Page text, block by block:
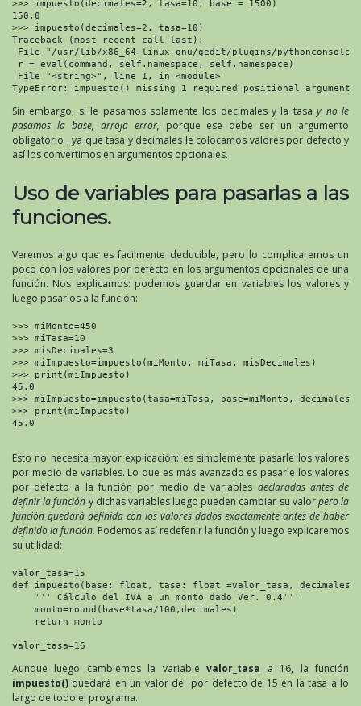
>>> impuesto(decimales=2, tasa=10, base = 1500)
150.0
>>> impuesto(decimales=2, tasa=10)
Traceback (most recent call last):
File "/usr/lib/x86_64-linux-gnu/gedit/plugins/
r = eval(command, self.namespace, self.namespace)
File "<string>", line 1, in <module>
Sin embargo, si le pasamos solamente los decimales y la tasay no le
pasamos la base, arroja error, porque ese debe ser un argumento
obligatorio , ya que tasa y decimales le colocamos valores por defecto y
así los convertimos en argumentos opcionales.
Uso de variables para pasarlas a las
funciones.
Veremos algo que es facilmente deducible, pero lo complicaremos un
poco con los valores por defecto en los argumentos opcionales de una
función. Nos explicamos: podemos guardar en variables los valores y
luego pasarlos a la función:
>>> miMonto=450
>>> miTasa=10
>>> misDecimales=3
>>> miImpuesto=impuesto(miMonto, miTasa, misDecimales)
>>> print(miImpuesto)
45.0
>>> miImpuesto=impuesto(tasa=miTasa, base=miMonto,
>>> print(miImpuesto)
45.0
Esto no necesita mayor explicación: es simplemente pasarle los valores
por medio de variables. Lo que es más avanzado es pasarle los valores
por defecto a la función por medio de variables declaradas antes de
definir la función y dichas variables luego pueden cambiar su valorpero la
función quedará definida con los valores dados exactamente antes de haber
definido la función. Podemos así redefenir la función y luego explicaremos
su utilidad:
valor_tasa=15
def impuesto(base: float, tasa: float =valor_tasa,
    ''' Cálculo del IVA a un monto dado Ver. 0.4'''
    monto=round(base*tasa/100,decimales)
    return monto
valor_tasa=16
Aunque luego cambiemos la variablevalor_tasa a 16, la función
impuesto() quedará en un valor de por defecto de 15 en la tasa a lo
largo de todo el programa.